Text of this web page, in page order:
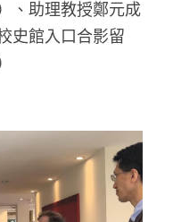
、助理教授鄭元成
史館入口合影留